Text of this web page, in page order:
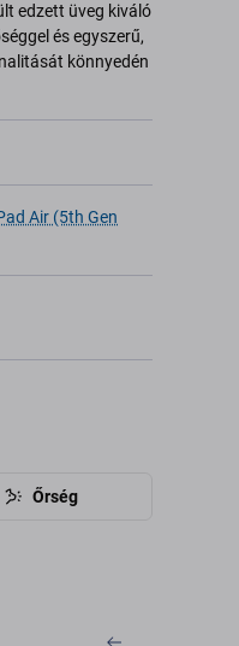
edzett üveg kiváló
és egyszerű,
könnyedén
Air (5th Gen
Őrség